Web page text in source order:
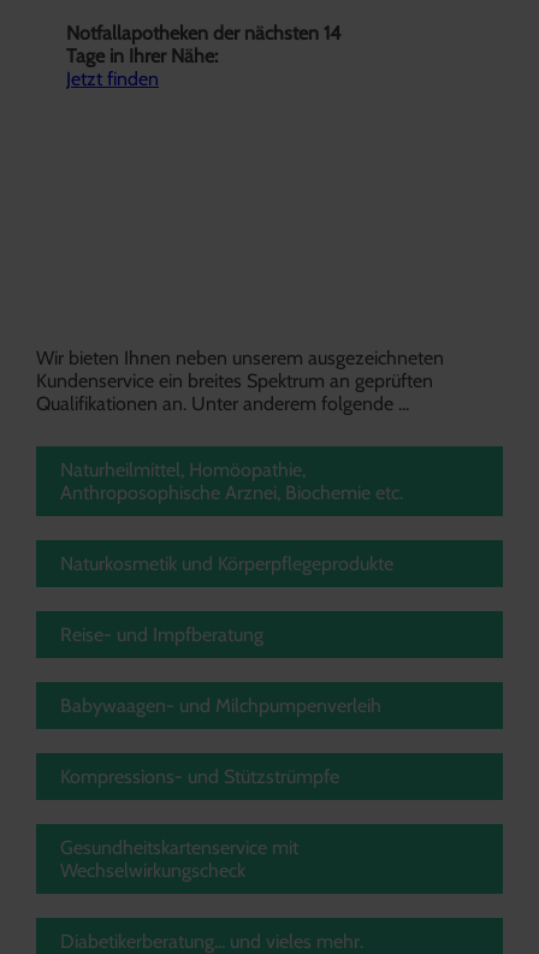
Wir bieten Ihnen neben unserem ausgezeichneten
Kundenservice ein breites Spektrum an geprüften
Qualifikationen an. Unter anderem folgende ...
Naturheilmittel, Homöopathie,
Anthroposophische Arznei, Biochemie etc.
Naturkosmetik und Körperpflegeprodukte
Reise- und Impfberatung
Babywaagen- und Milchpumpenverleih
Kompressions- und Stützstrümpfe
Gesundheitskartenservice mit
Wechselwirkungscheck
Diabetikerberatung... und vieles mehr.
Notfallapotheken der nächsten 14
Tage in Ihrer Nähe:
Jetzt finden